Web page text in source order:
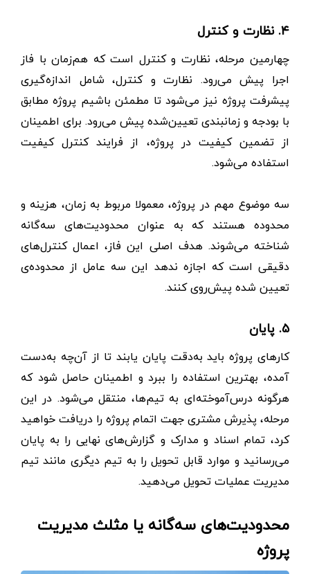
۴. نظارت و کنترل
چهارمین مرحله، نظارت و کنترل است که هم‌زمان با فاز
اجرا پیش می‌رود. نظارت و کنترل، شامل اندازه‌گیری
پیشرفت پروژه نیز می‌شود تا مطمئن باشیم پروژه مطابق
با بودجه و زمانبندی تعیین‌شده پیش می‌رود. برای اطمینان
از تضمین کیفیت در پروژه، از فرایند کنترل کیفیت
استفاده می‌شود.
سه موضوع مهم در پروژه، معمولا مربوط به زمان، هزینه و
محدوده هستند که به عنوان محدودیت‌های سه‌گانه
شناخته می‌شوند. هدف اصلی این فاز، اعمال کنترل‌های
دقیقی‌ است که اجازه ندهد این سه عامل از محدوده‌ی
تعیین شده پیش‌روی کنند.
۵. پایان
کارهای پروژه باید به‌دقت پایان یابند تا از آن‌چه به‌دست
آمده، بهترین استفاده را ببرد و اطمینان حاصل شود که
هرگونه درس‌آموخته‌ای به تیم‌ها، منتقل می‌شود. در این
مرحله، پذیرش مشتری جهت اتمام پروژه را دریافت خواهید
کرد، تمام اسناد و مدارک و گزارش‌های نهایی را به پایان
می‌رسانید و موارد قابل تحویل را به تیم دیگری مانند تیم
مدیریت عملیات تحویل می‌دهید.
محدودیت‌های سه‌گانه یا مثلث مدیریت
پروژه